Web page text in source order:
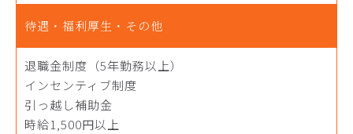
待遇・福利厚生・その他
退職金制度（5年勤務以上）
インセンティブ制度
引っ越し補助金
時給1,500円以上